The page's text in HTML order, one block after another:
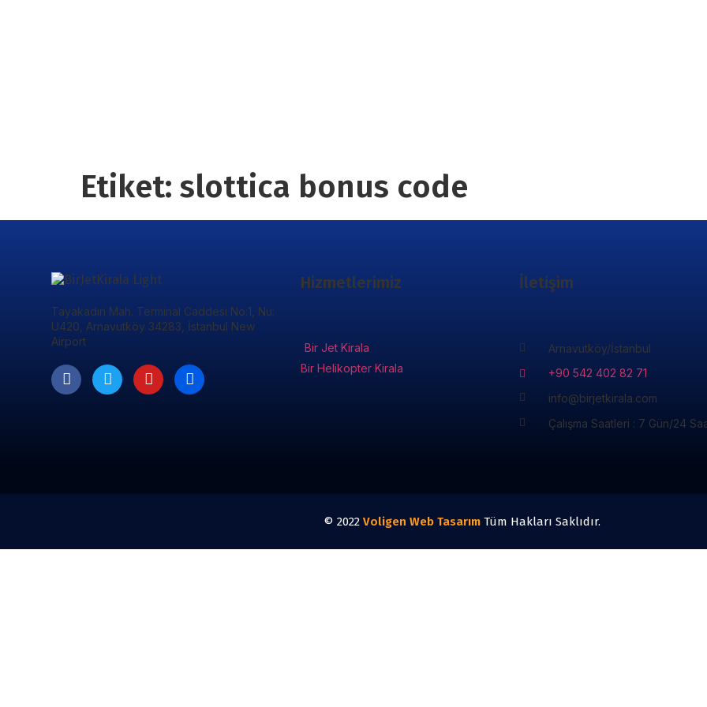
Etiket: slottica bonus code
Tayakadın Mah. Terminal Caddesi No:1, Nu:
U420, Arnavutköy 34283, İstanbul New
Airport
Hizmetlerimiz
Bir Jet Kirala
Bir Helikopter Kirala
İletişim
Arnavutköy/İstanbul
+90 542 402 82 71
info@birjetkirala.com
Çalışma Saatleri : 7 Gün/24
© 2022 Voligen Web TasarımTüm Hakları Saklıdır.